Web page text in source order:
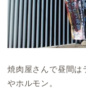
焼肉屋さんで昼間は
やホルモン。